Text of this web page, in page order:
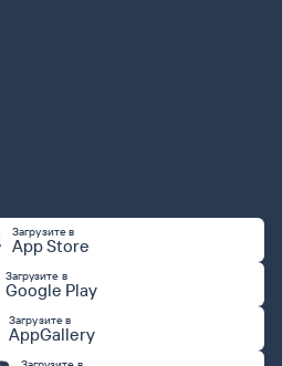
Загрузите в
App Store
Загрузите в
Google Play
Загрузите в
AppGallery